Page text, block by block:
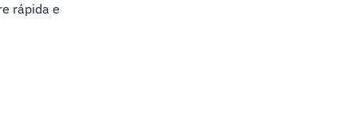
rápida e